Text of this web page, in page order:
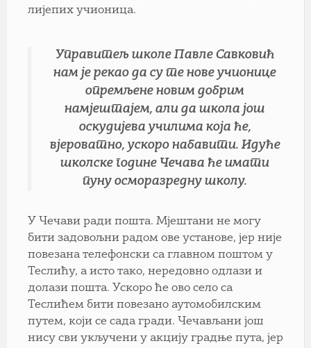
лијепих учионица.
Управитељ школе Павле Савковић
нам је рекао да су те нове учионице
опремљене новим добрим
намјештајем, али да школа још
оскудијева училима која ће,
вјероватно, ускоро набавити. Идуће
школске године Чечава ће имати
пуну осморазредну школу.
У Чечави ради пошта. Мјештани не могу
бити задовољни радом ове установе, јер није
повезана телефонски са главном поштом у
Теслићу, а исто тако, нередовно одлази и
долази пошта. Ускоро ће ово село са
Теслићем бити повезано аутомобилским
путем, који се сада гради. Чечављани још
нису сви укључени у акцију градње пута, јер